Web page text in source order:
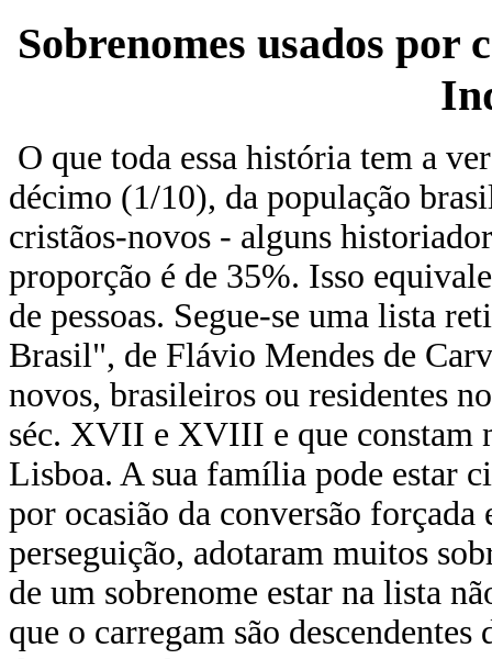
Sobrenomes usados por
O que toda essa história tem a
décimo (1/10), da população
cristãos-novos - alguns
proporção é de 35%. Isso
de pessoas. Segue-se uma lista
Brasil", de Flávio Mendes de
novos, brasileiros ou residentes
séc. XVII e XVIII e que constam
Lisboa. A sua família pode estar
por ocasião da conversão forçada
perseguição, adotaram muitos
de um sobrenome estar na lista
que o carregam são